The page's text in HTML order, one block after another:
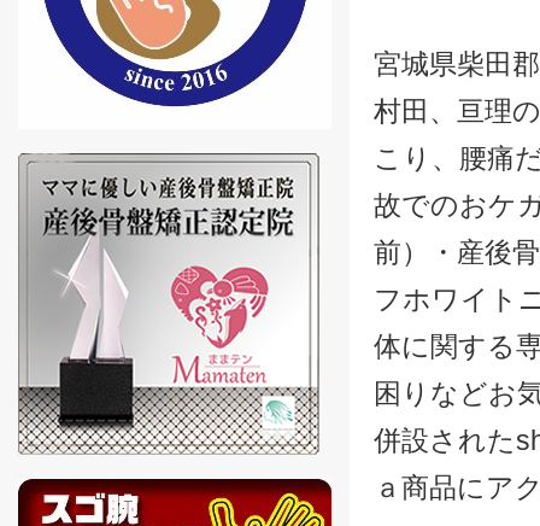
宮城県柴田
村田、亘理
こり、腰痛
故でのおケ
前）・産後
フホワイト
体に関する
困りなどお
併設された
ａ商品にア